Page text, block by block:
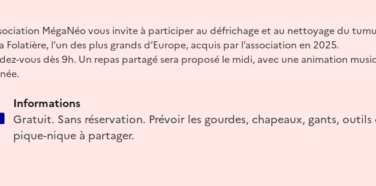
MégaNéo vous invite à participer au défrichage et au nettoyage du
Folatière, l’un des plus grands d’Europe, acquis par l’association en 2025.
vous dès 9h. Un repas partagé sera proposé le midi, avec une animation
Informations
Gratuit. Sans réservation. Prévoir les gourdes, chapeaux, gants,
pique-nique à partager.